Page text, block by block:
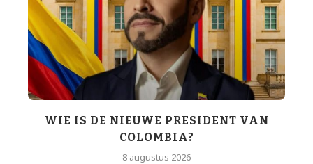
WIE IS DE NIEUWE PRESIDENT VAN
COLOMBIA?
8 augustus 2026